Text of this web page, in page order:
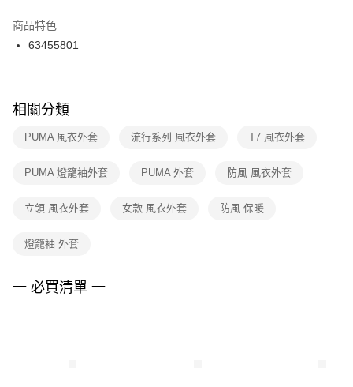
２．訂單成立數日內，您將收到繳費通知簡訊。
３．收到繳費通知簡訊後14天內，點擊此簡訊中的連結，可透過四大超商／
ATM／網路銀行／等多元方式進行付款，方視為交易完成。
※ 交易是否成功請以「AFTEE先享後付 」之結帳頁面顯示為準，若有關於
是否繳費成功／繳費後需取消欲退款等相關疑問，請聯繫「AFTEE先享後付
客戶支援中心」 https://netprotections.freshdesk.com/support/home
１．透過由恩沛科技股份有限公司提供之「AFTEE先享後付」服務完成之交
權轉讓予恩沛科技股份有限公司。
３．未成年的使用者請事先徵得法定代理人或監護人之同意方可使用
４．使用「AFTEE先享後付」時，將依據個別帳號之用戶狀況，依本公司即
付款後門市自取
每筆NT$100，滿NT$1,500(含以上)免運費
商品特色
63455801
相關分類
PUMA 風衣外套 流行系列 風衣外套 T7 風衣外套
PUMA 燈籠袖外套 PUMA 外套 防風 風衣外套
立領 風衣外套 女款 風衣外套 防風 保暖
燈籠袖 外套
一 必買清單 一